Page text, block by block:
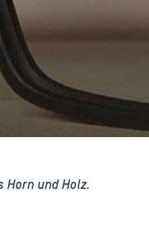
und Holz.